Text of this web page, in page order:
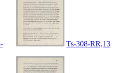
Ts-308-RR,13